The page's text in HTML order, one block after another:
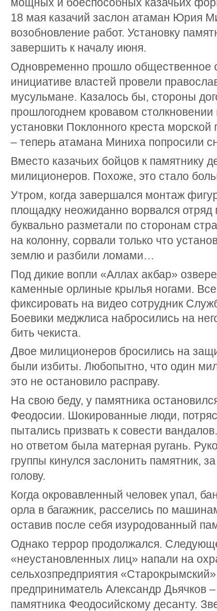
18 мая казачий заслон атаман Юрия
возобновление работ. Установку
завершить к началу июня.
Одновременно прошло общественное
инициативе властей провели
мусульмане. Казалось бы, стороны
прошлогоднем кровавом
установки Поклонного креста
– теперь атамана Миниха попросили
Вместо казачьих бойцов к памятнику
милиционеров. Похоже, это стало
Утром, когда завершался монтаж
площадку неожиданно ворвался
буквально разметали по сторонам
на колонну, сорвали только что
землю и разбили ломами…
Под дикие вопли «Аллах акбар»
каменные орлиные крылья ногами.
фиксировать на видео сотрудник
Боевики меджлиса набросились на
бить чекиста.
Двое милиционеров бросились на
были избиты. Любопытно, что один
это не остановило расправу.
На свою беду, у памятника
Феодосии. Шокированные люди,
пытались призвать к совести
но ответом была матерная ругань.
группы кинулся заслонить памятник,
голову.
Когда окровавленный человек упал,
орла в багажник, расселись по
оставив после себя изуродованный
Однако террор продолжался.
«неустановленных лиц» напали на
сельхозпредприятия
предприниматель Александр Дьячков
памятника Феодосийскому десанту.